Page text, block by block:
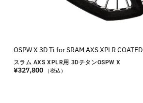
OSPW X 3D Ti for SRAM AXS XPLR COATED
スラム AXS XPLR用 3DチタンOSPW X
¥327,800 （税込）